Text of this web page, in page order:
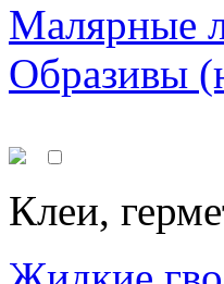
Малярные
Образивы
Клеи,